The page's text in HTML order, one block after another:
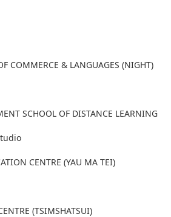
COMMERCE & LANGUAGES (NIGHT)
SCHOOL OF DISTANCE LEARNING
CENTRE (YAU MA TEI)
(TSIMSHATSUI)